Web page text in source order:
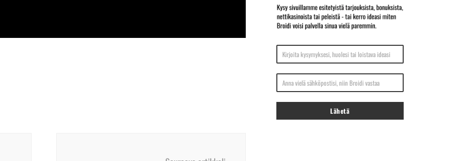
Kirjoita kysymyksesi, huolesi tai loistava ideasi
Anna vielä sähköpostisi, niin Broidi vastaa
Lähetä